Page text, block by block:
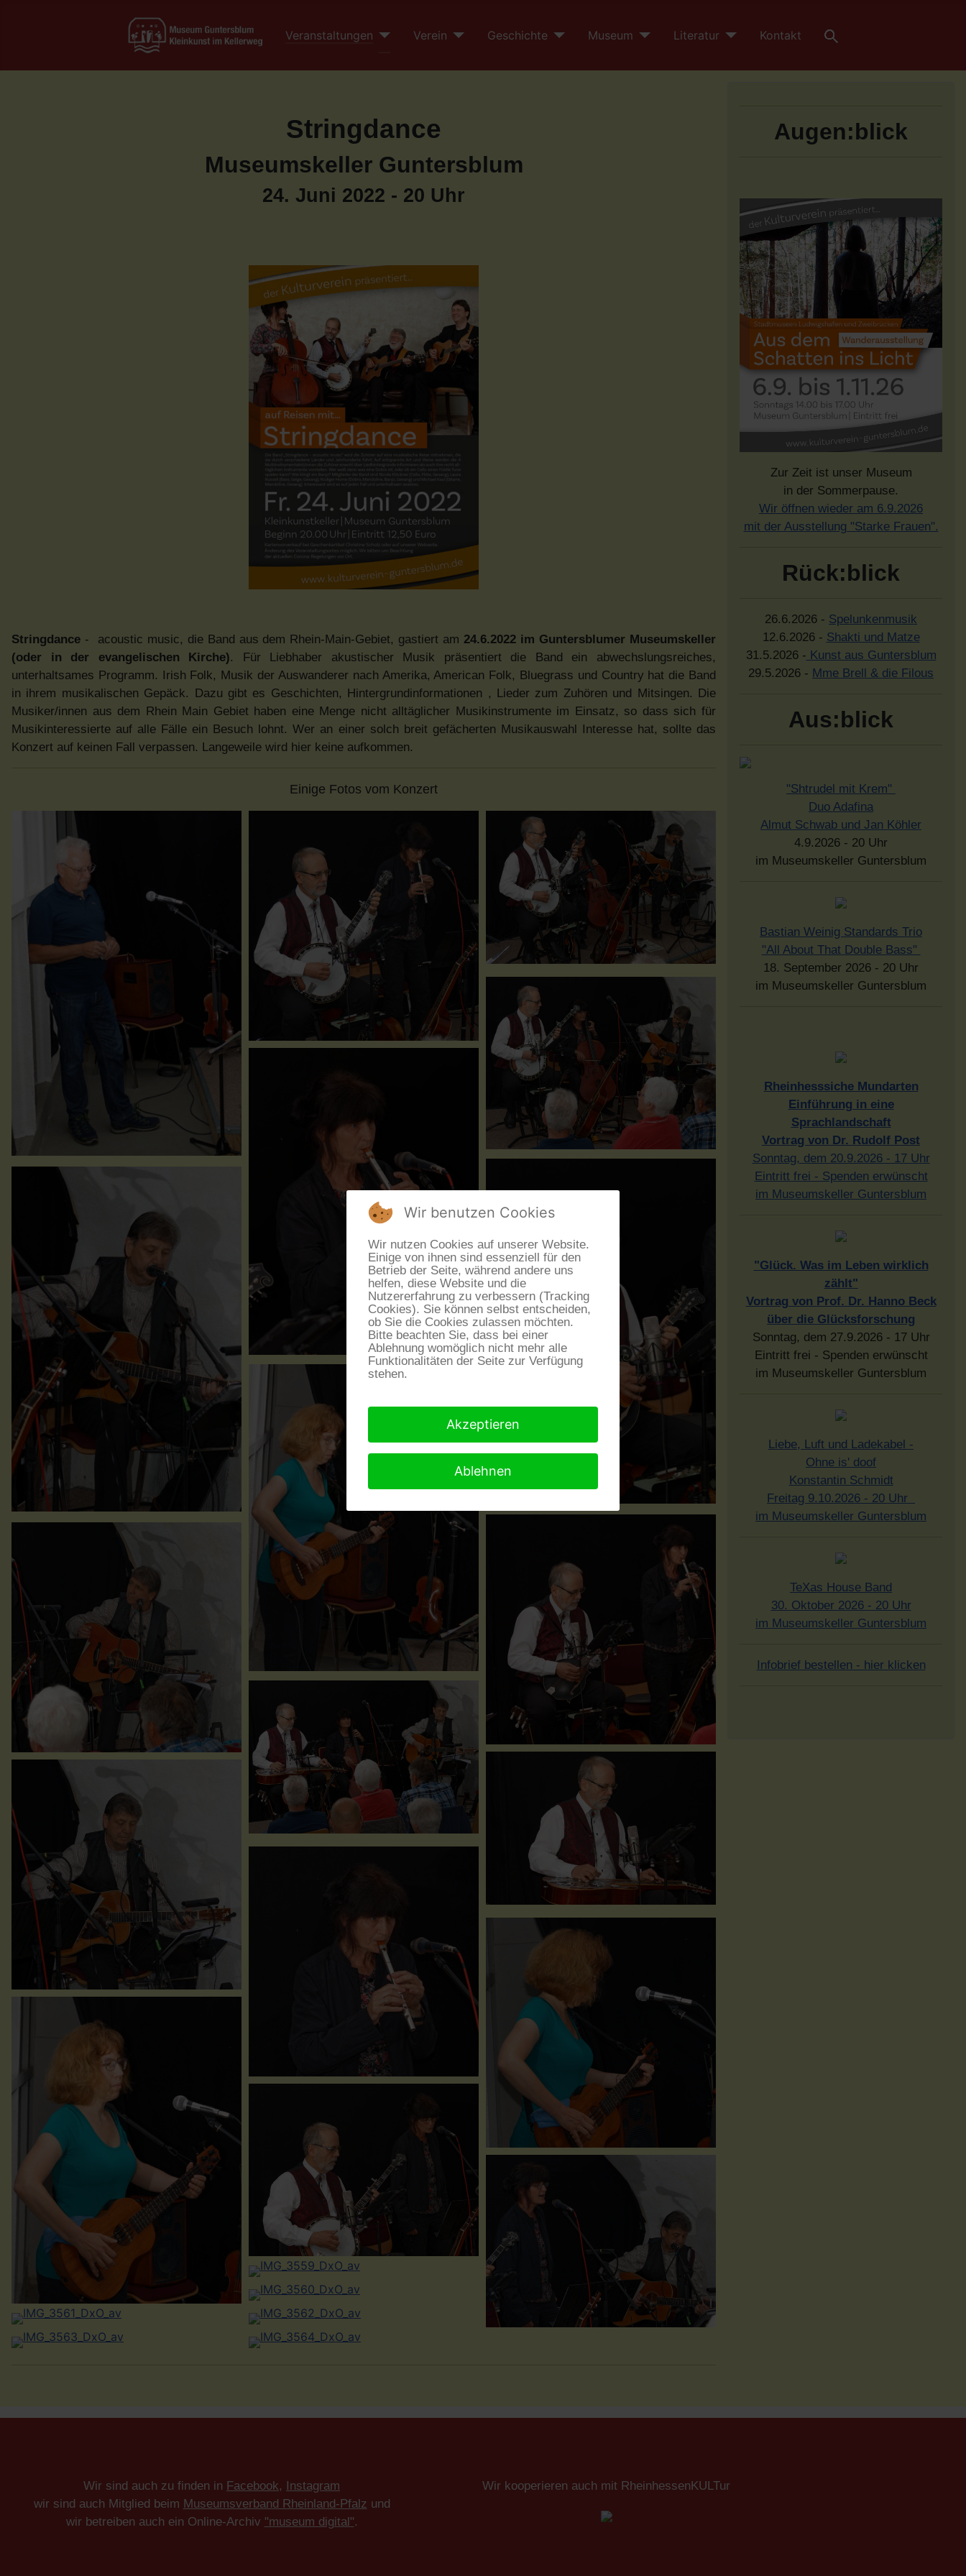
Veranstaltungen Verein Geschichte Museum Literatur Kontakt
Stringdance
Museumskeller Guntersblum
24. Juni 2022 - 20 Uhr
Stringdance - acoustic music, die Band aus dem Rhein-Main-Gebiet, gastiert am 24.6.2022 im Guntersblumer Museumskeller
(oder in der evangelischen Kirche). Für Liebhaber akustischer Musik präsentiert die Band ein abwechslungsreiches,
unterhaltsames Programm. Irish Folk, Musik der Auswanderer nach Amerika, American Folk, Bluegrass und Country hat die Band
in ihrem musikalischen Gepäck. Dazu gibt es Geschichten, Hintergrundinformationen , Lieder zum Zuhören und Mitsingen. Die
Musiker/innen aus dem Rhein Main Gebiet haben eine Menge nicht alltäglicher Musikinstrumente im Einsatz, so dass sich für
Musikinteressierte auf alle Fälle ein Besuch lohnt. Wer an einer solch breit gefächerten Musikauswahl Interesse hat, sollte das
Konzert auf keinen Fall verpassen. Langeweile wird hier keine aufkommen.
Einige Fotos vom Konzert
Augen:blick
Zur Zeit ist unser Museum
in der Sommerpause.
Wir öffnen wieder am 6.9.2026
mit der Ausstellung "Starke Frauen".
Rück:blick
26.6.2026 - Spelunkenmusik
12.6.2026 - Shakti und Matze
31.5.2026 - Kunst aus Guntersblum
29.5.2026 - Mme Brell & die Filous
Aus:blick
"Shtrudel mit Krem"
Duo Adafina
Almut Schwab und Jan Köhler
4.9.2026 - 20 Uhr
im Museumskeller Guntersblum
Bastian Weinig Standards Trio
"All About That Double Bass"
18. September 2026 - 20 Uhr
im Museumskeller Guntersblum
Rheinhesssiche Mundarten
Einführung in eine
Sprachlandschaft
Vortrag von Dr. Rudolf Post
Sonntag, dem 20.9.2026 - 17 Uhr
Eintritt frei - Spenden erwünscht
im Museumskeller Guntersblum
"Glück. Was im Leben wirklich
zählt"
Vortrag von Prof. Dr. Hanno Beck
über die Glücksforschung
Sonntag, dem 27.9.2026 - 17 Uhr
Eintritt frei - Spenden erwünscht
im Museumskeller Guntersblum
Liebe, Luft und Ladekabel -
Ohne is' doof
Konstantin Schmidt
Freitag 9.10.2026 - 20 Uhr
im Museumskeller Guntersblum
TeXas House Band
30. Oktober 2026 - 20 Uhr
im Museumskeller Guntersblum
Infobrief bestellen - hier klicken
Wir sind auch zu finden in Facebook, Instagram
wir sind auch Mitglied beim Museumsverband Rheinland-Pfalz und
wir betreiben auch ein Online-Archiv "museum digital".
Wir kooperieren auch mit RheinhessenKULTur
Wir benutzen Cookies
Wir nutzen Cookies auf unserer Website.
Einige von ihnen sind essenziell für den
Betrieb der Seite, während andere uns
helfen, diese Website und die
Nutzererfahrung zu verbessern (Tracking
Cookies). Sie können selbst entscheiden,
ob Sie die Cookies zulassen möchten.
Bitte beachten Sie, dass bei einer
Ablehnung womöglich nicht mehr alle
Funktionalitäten der Seite zur Verfügung
stehen.
Akzeptieren
Ablehnen